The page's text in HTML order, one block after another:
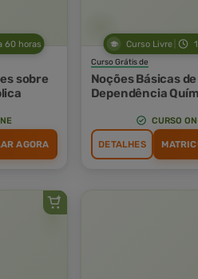
60 horas
sobre
AGORA
Curso Livre
Curso Grátis de
Noções Básicas de
Dependência
CURSO
DETALHES